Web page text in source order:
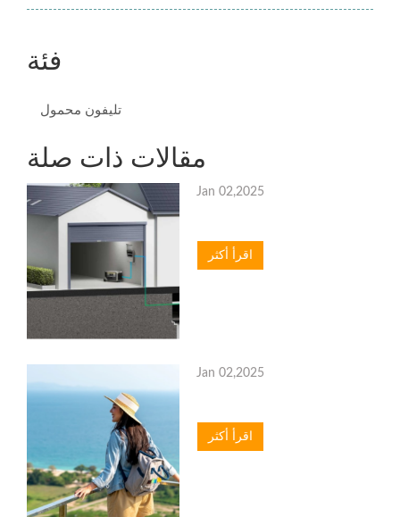
فئة
تليفون محمول
مقالات ذات صلة
Jan 02,2025
اقرأ أكثر
Jan 02,2025
اقرأ أكثر